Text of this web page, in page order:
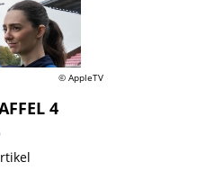
© AppleTV
4